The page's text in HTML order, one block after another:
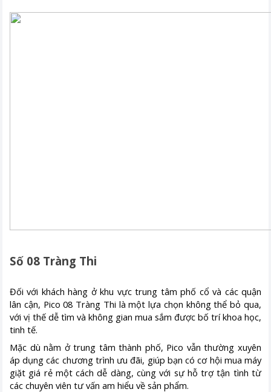
Số 08 Tràng Thi
Đối với khách hàng ở khu vực trung tâm phố cổ và các quận
lân cận, Pico 08 Tràng Thi là một lựa chọn không thể bỏ qua,
với vị thế dễ tìm và không gian mua sắm được bố trí khoa học,
tinh tế.
Mặc dù nằm ở trung tâm thành phố, Pico vẫn thường xuyên
áp dụng các chương trình ưu đãi, giúp bạn có cơ hội mua máy
giặt giá rẻ một cách dễ dàng, cùng với sự hỗ trợ tận tình từ
các chuyên viên tư vấn am hiểu về sản phẩm.